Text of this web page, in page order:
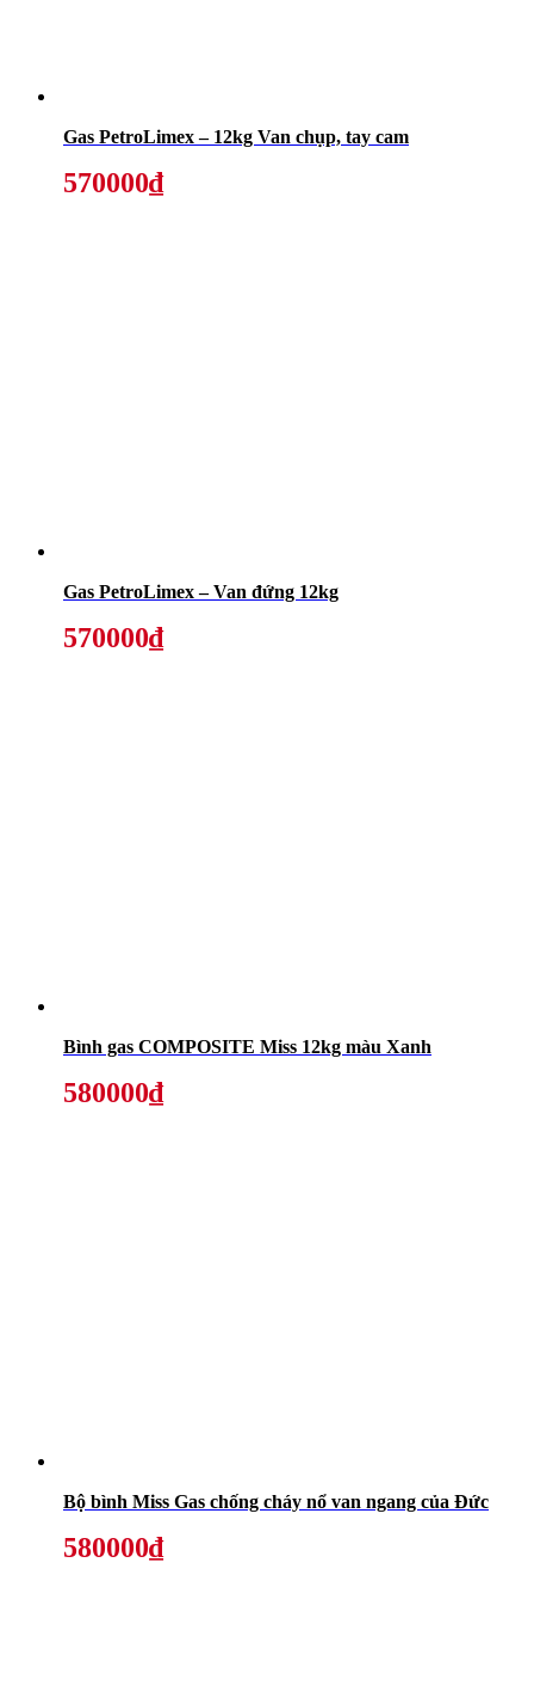
Gas PetroLimex – 12kg Van chụp, tay cam
570000₫
Gas PetroLimex – Van đứng 12kg
570000₫
Bình gas COMPOSITE Miss 12kg màu Xanh
580000₫
Bộ bình Miss Gas chống cháy nổ van ngang của Đức
580000₫